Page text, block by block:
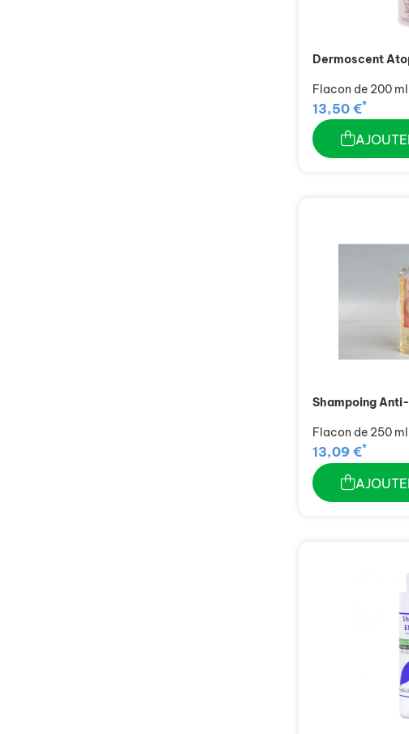
Dermoscent
Flacon de 200 ml
13,50 €*
Shampoing
Flacon de 250 ml
13,09 €*